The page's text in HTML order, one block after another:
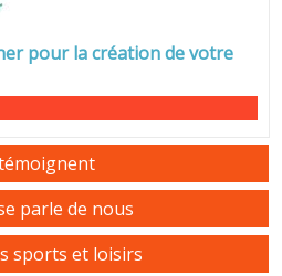
pour la création de votre
parle de nous
sports et loisirs